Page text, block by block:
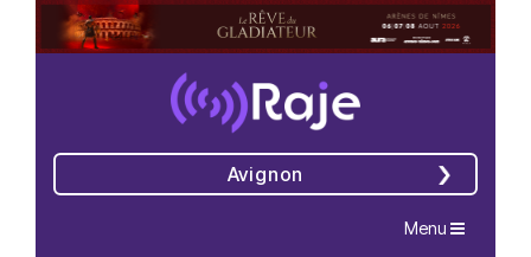
Avignon
Navigation
Menu